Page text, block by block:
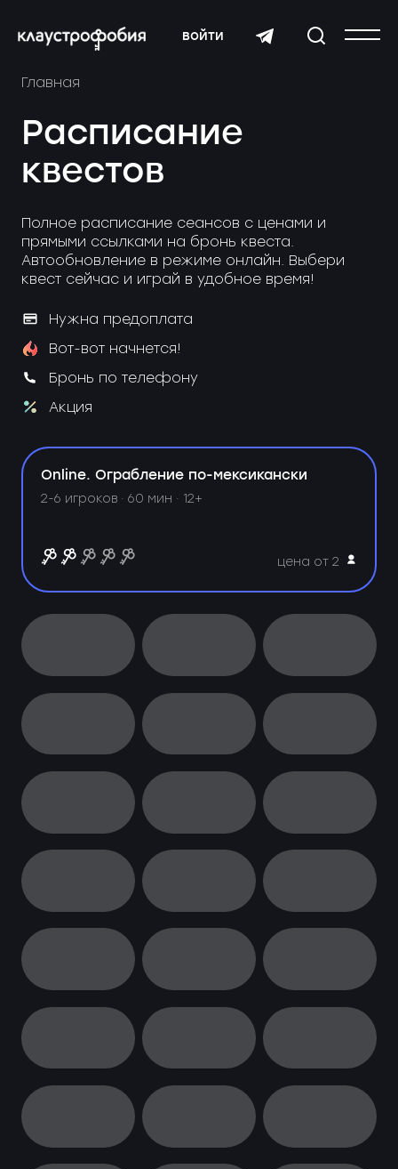
войти
Главная
Расписание
квестов
Полное расписание сеансов с ценами и
прямыми ссылками на бронь квеста.
Автообновление в режиме онлайн. Выбери
квест сейчас и играй в удобное время!
Нужна предоплата
Вот-вот начнется!
Бронь по телефону
Акция
Online. Ограбление по-мексикански
2-6 игроков · 60 мин · 12+
цена от 2